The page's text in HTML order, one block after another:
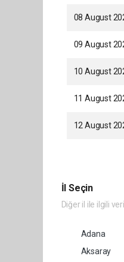
08 August
09 August
10 August
11 August
12 August
İl Seçin
Diğer il ile ilgili
Adana
Aksaray